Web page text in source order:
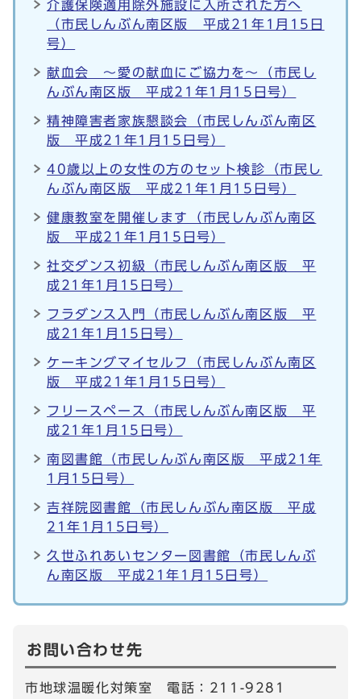
介護保険適用除外施設に入所された方へ
（市民しんぶん南区版 平成21年1月15日
号）
献血会 ～愛の献血にご協力を～（市民し
んぶん南区版 平成21年1月15日号）
精神障害者家族懇談会（市民しんぶん南区
版 平成21年1月15日号）
40歳以上の女性の方のセット検診（市民し
んぶん南区版 平成21年1月15日号）
健康教室を開催します（市民しんぶん南区
版 平成21年1月15日号）
社交ダンス初級（市民しんぶん南区版 平
成21年1月15日号）
フラダンス入門（市民しんぶん南区版 平
成21年1月15日号）
ケーキングマイセルフ（市民しんぶん南区
版 平成21年1月15日号）
フリースペース（市民しんぶん南区版 平
成21年1月15日号）
南図書館（市民しんぶん南区版 平成21年
1月15日号）
吉祥院図書館（市民しんぶん南区版 平成
21年1月15日号）
久世ふれあいセンター図書館（市民しんぶ
ん南区版 平成21年1月15日号）
お問い合わせ先
市地球温暖化対策室 電話：211-9281